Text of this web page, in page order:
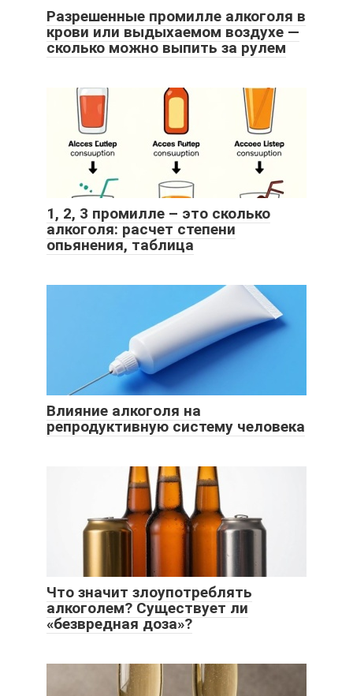
Разрешенные промилле алкоголя в
крови или выдыхаемом воздухе —
сколько можно выпить за рулем
1, 2, 3 промилле – это сколько
алкоголя: расчет степени
опьянения, таблица
Влияние алкоголя на
репродуктивную систему человека
Что значит злоупотреблять
алкоголем? Существует ли
«безвредная доза»?